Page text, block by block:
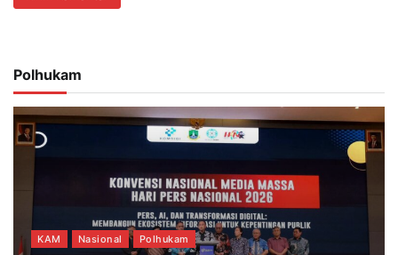
Polhukam
KAM Nasional Polhukam